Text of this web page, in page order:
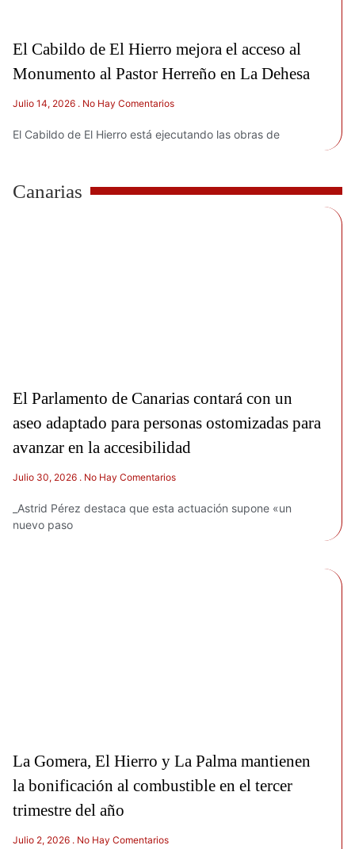
El Cabildo de El Hierro mejora el acceso al
Monumento al Pastor Herreño en La Dehesa
Julio 14, 2026 No Hay Comentarios
El Cabildo de El Hierro está ejecutando las obras de
Canarias
El Parlamento de Canarias contará con un
aseo adaptado para personas ostomizadas para
avanzar en la accesibilidad
Julio 30, 2026 No Hay Comentarios
_Astrid Pérez destaca que esta actuación supone «un
nuevo paso
La Gomera, El Hierro y La Palma mantienen
la bonificación al combustible en el tercer
trimestre del año
Julio 2, 2026 No Hay Comentarios